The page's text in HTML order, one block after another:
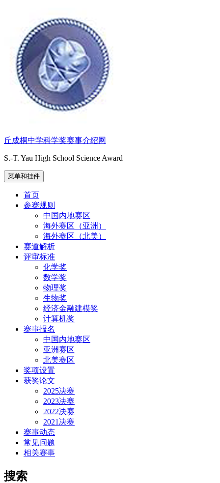
丘成桐中学科学奖赛事介绍网
S.-T. Yau High School Science Award
菜单和挂件
首页
参赛规则
中国内地赛区
海外赛区（亚洲）
海外赛区（北美）
赛道解析
评审标准
化学奖
数学奖
物理奖
生物奖
经济金融建模奖
计算机奖
赛事报名
中国内地赛区
亚洲赛区
北美赛区
奖项设置
获奖论文
2025决赛
2023决赛
2022决赛
2021决赛
赛事动态
常见问题
相关赛事
搜索